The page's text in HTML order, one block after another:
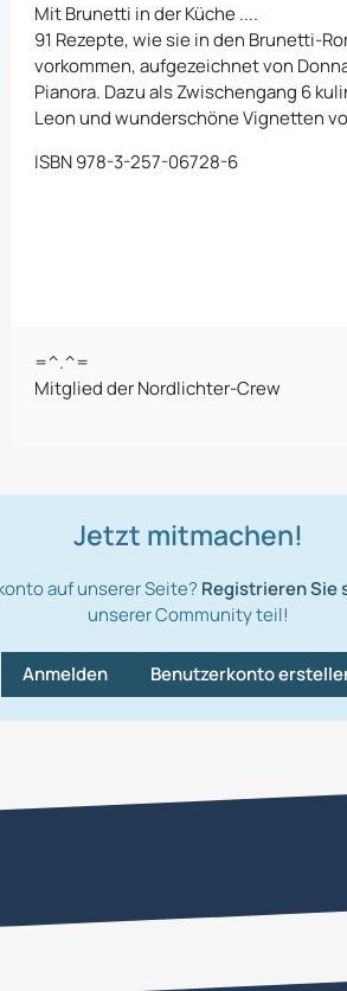
Mit Brunetti in der Küche ....
91 Rezepte, wie sie in den Brunetti-
vorkommen, aufgezeichnet von
Pianora. Dazu als Zwischengang 6
Leon und wunderschöne Vignetten
ISBN 978-3-257-06728-6
=^.^=
Mitglied der Nordlichter-Crew
Jetzt mitmachen!
auf unserer Seite? Registrieren Sie
unserer Community teil!
Benutzerkonto
Anmelden